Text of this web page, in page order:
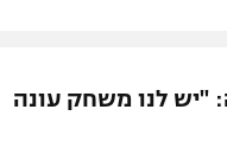
"יש לנו משחק עונה